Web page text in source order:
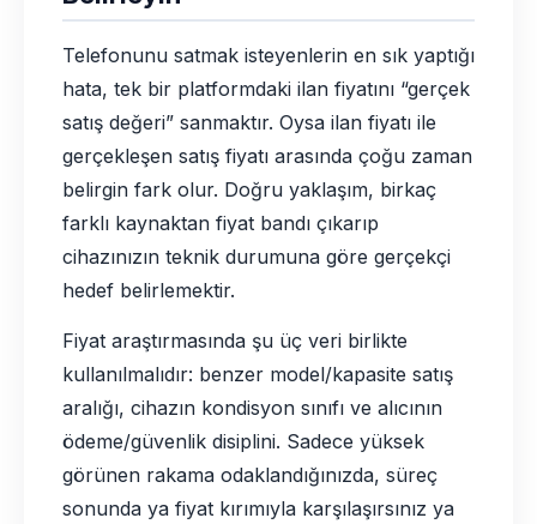
Telefonunu satmak isteyenlerin en sık yaptığı
hata, tek bir platformdaki ilan fiyatını “gerçek
satış değeri” sanmaktır. Oysa ilan fiyatı ile
gerçekleşen satış fiyatı arasında çoğu zaman
belirgin fark olur. Doğru yaklaşım, birkaç
farklı kaynaktan fiyat bandı çıkarıp
cihazınızın teknik durumuna göre gerçekçi
hedef belirlemektir.
Fiyat araştırmasında şu üç veri birlikte
kullanılmalıdır: benzer model/kapasite satış
aralığı, cihazın kondisyon sınıfı ve alıcının
ödeme/güvenlik disiplini. Sadece yüksek
görünen rakama odaklandığınızda, süreç
sonunda ya fiyat kırımıyla karşılaşırsınız ya